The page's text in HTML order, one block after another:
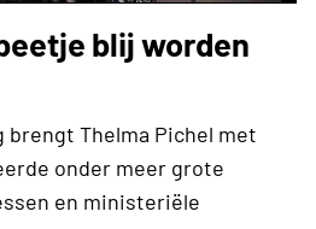
blij worden
Thelma Pichel met
onder meer grote
en ministeriële